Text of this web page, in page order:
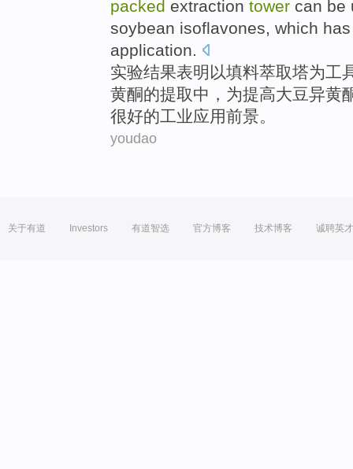
packed extraction tower can be
soybean isoflavones, which
application.
实验结果表明 以填料萃取塔为工
黄酮的提取中，为提高大豆异黄
很好的工业应用前景。
youdao
关于有道 Investors 有道智选 官方博客 技术博客 诚聘英才